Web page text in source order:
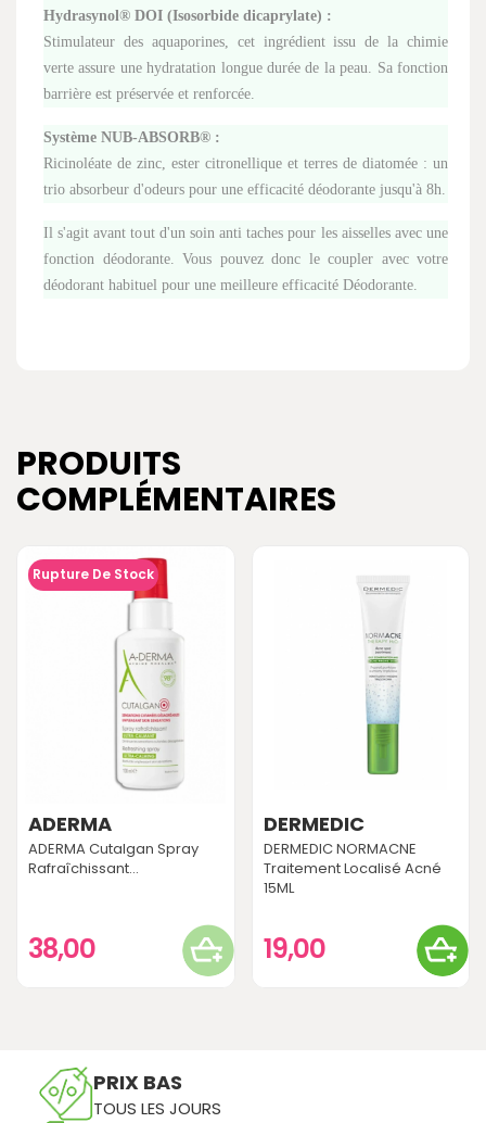
Hydrasynol® DOI (Isosorbide dicaprylate) :
Stimulateur des aquaporines, cet ingrédient issu de la chimie
verte assure une hydratation longue durée de la peau. Sa fonction
barrière est préservée et renforcée.
Système NUB-ABSORB® :
Ricinoléate de zinc, ester citronellique et terres de diatomée : un
trio absorbeur d'odeurs pour une efficacité déodorante jusqu'à 8h.
Il s'agit avant tout d'un soin anti taches pour les aisselles avec une
fonction déodorante. Vous pouvez donc le coupler avec votre
déodorant habituel pour une meilleure efficacité Déodorante.
PRODUITS
COMPLÉMENTAIRES
Rupture De Stock
ADERMA
ADERMA Cutalgan Spray
Rafraîchissant...
38,00
DERMEDIC
DERMEDIC NORMACNE
Traitement Localisé Acné
15ML
19,00
PRIX BAS
TOUS LES JOURS